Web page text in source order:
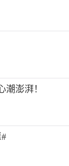
潮澎湃！